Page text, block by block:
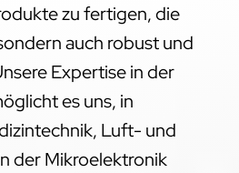
zu fertigen, die
auch robust und
Expertise in der
es uns, in
Luft- und
der Mikroelektronik